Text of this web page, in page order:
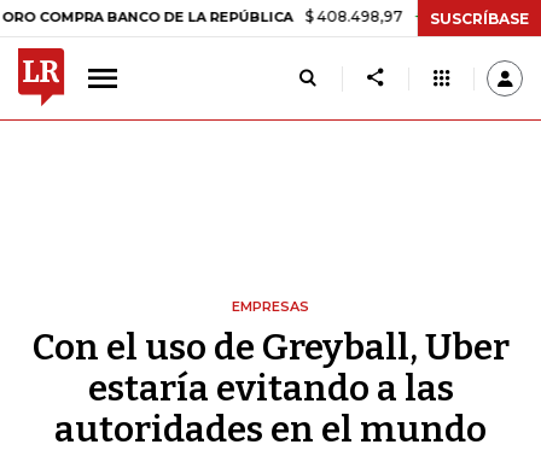
BANCO DE LA REPÚBLICA $ 408.498,97 +$ 8.753,81 +2,19%
SUSCRÍBASE
EMPRESAS
Con el uso de Greyball, Uber
estaría evitando a las
autoridades en el mundo